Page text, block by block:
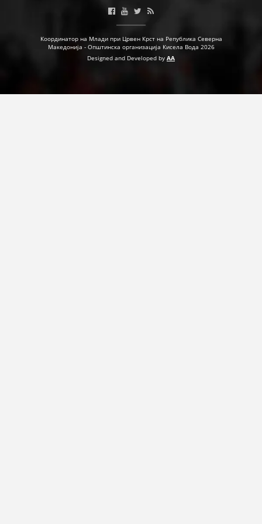
Координатор на Млади при Црвен Крст на Република Северна
Македонија - Општинска организација Кисела Вода 2026
Designed and Developed by AA